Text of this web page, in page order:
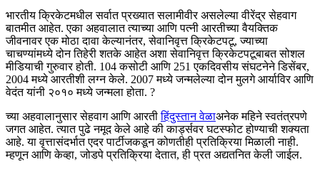
भारतीय क्रिकेटमधील सर्वात प्रख्यात सलामीवीर असलेल्या वीरेंद्र सेहवाग
बातमीत आहेत. एका अहवालात त्याच्या आणि पत्नी आरतीच्या वैयक्तिक
जीवनावर एक मोठा दावा केल्यानंतर, सेवानिवृत्त क्रिकेटपटू, ज्याच्या
चाचण्यांमध्ये दोन तिहेरी शतके आहेत अशा सेवानिवृत्त क्रिकेटपटूबाबत सोशल
मीडियाची गुरुवार होती. 104 कसोटी आणि 251 एकदिवसीय संघटनेने डिसेंबर,
2004 मध्ये आरतीशी लग्न केले. 2007 मध्ये जन्मलेल्या दोन मुलगे आर्याविर आणि
वेदंत यांनी २०१० मध्ये जन्मला होता. ?
च्या अहवालानुसार सेहवाग आणि आरतीहिंदुस्तान वेळाअनेक महिने स्वतंत्रपणे
जगत आहेत. त्यात पुढे नमूद केले आहे की कार्ड्सवर घटस्फोट होण्याची शक्यता
आहे. या वृत्तासंदर्भात एदर पार्टीजकडून कोणतीही प्रतिक्रिया मिळाली नाही.
म्हणून आणि केव्हा, जोडपे प्रतिक्रिया देतात, ही प्रत अद्यतनित केली जाईल.